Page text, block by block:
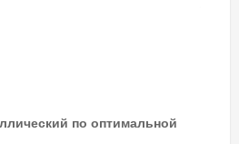
по оптимальной